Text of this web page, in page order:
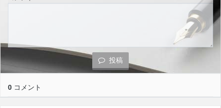
投稿
0 コメント